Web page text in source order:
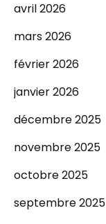
avril 2026
mars 2026
février 2026
janvier 2026
décembre 2025
novembre 2025
octobre 2025
septembre 2025